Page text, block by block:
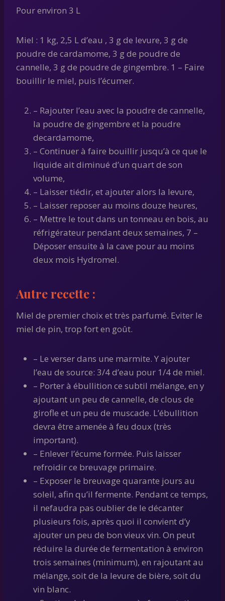
Pour environ 3 L
Miel : 1 kg, 2,5 L d’eau , 3 g de levure, 3 g de
poudre de cardamome, 3 g de poudre de
cannelle, 3 g de poudre de gingembre. 1 – Faire
bouillir le miel, puis l’écumer.
– Rajouter l’eau avec la poudre de cannelle,
la poudre de gingembre et la poudre
decardamome,
– Continuer à faire bouillir jusqu’à ce que le
liquide ait diminué d’un quart de son
volume,
– Laisser tiédir, et ajouter alors la levure,
– Laisser reposer au moins douze heures,
– Mettre le tout dans un tonneau en bois, au
réfrigérateur pendant deux semaines, 7 –
Déposer ensuite à la cave pour au moins
deux mois Hydromel.
Autre recette :
Miel de premier choix et très parfumé. Eviter le
miel de pin, trop fort en goût.
– Le verser dans une marmite. Y ajouter
l’eau de source: 3/4 d’eau pour 1/4 de miel.
– Porter à ébullition ce subtil mélange, en y
ajoutant un peu de cannelle, de clous de
girofle et un peu de muscade. L’ébullition
devra être amenée à feu doux (très
important).
– Enlever l’écume formée. Puis laisser
refroidir ce breuvage primaire.
– Exposer le breuvage quarante jours au
soleil, afin qu’il fermente. Pendant ce temps,
il nefaudra pas oublier de le décanter
plusieurs fois, après quoi il convient d’y
ajouter un peu de bon vieux vin. On peut
réduire la durée de fermentation à environ
trois semaines (minimum), en rajoutant au
mélange, soit de la levure de bière, soit du
vin blanc.